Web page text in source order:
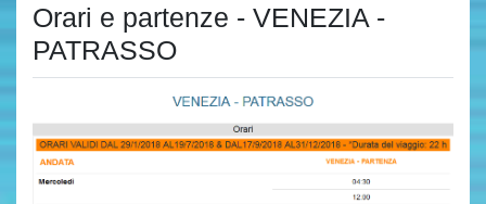
Orari e partenze - VENEZIA -
PATRASSO